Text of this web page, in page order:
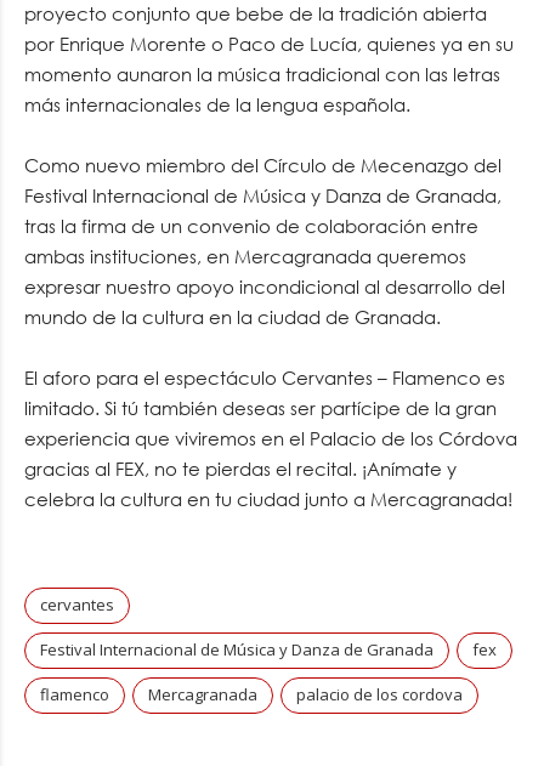
proyecto conjunto que bebe de la tradición abierta
por Enrique Morente o Paco de Lucía, quienes ya en su
momento aunaron la música tradicional con las letras
más internacionales de la lengua española.
Como nuevo miembro del Círculo de Mecenazgo del
Festival Internacional de Música y Danza de Granada,
tras la firma de un convenio de colaboración entre
ambas instituciones, en Mercagranada queremos
expresar nuestro apoyo incondicional al desarrollo del
mundo de la cultura en la ciudad de Granada.
El aforo para el espectáculo Cervantes – Flamenco es
limitado. Si tú también deseas ser partícipe de la gran
experiencia que viviremos en el Palacio de los Córdova
gracias al FEX, no te pierdas el recital. ¡Anímate y
celebra la cultura en tu ciudad junto a Mercagranada!
cervantes
Festival Internacional de Música y Danza de Granada fex
flamenco Mercagranada palacio de los cordova